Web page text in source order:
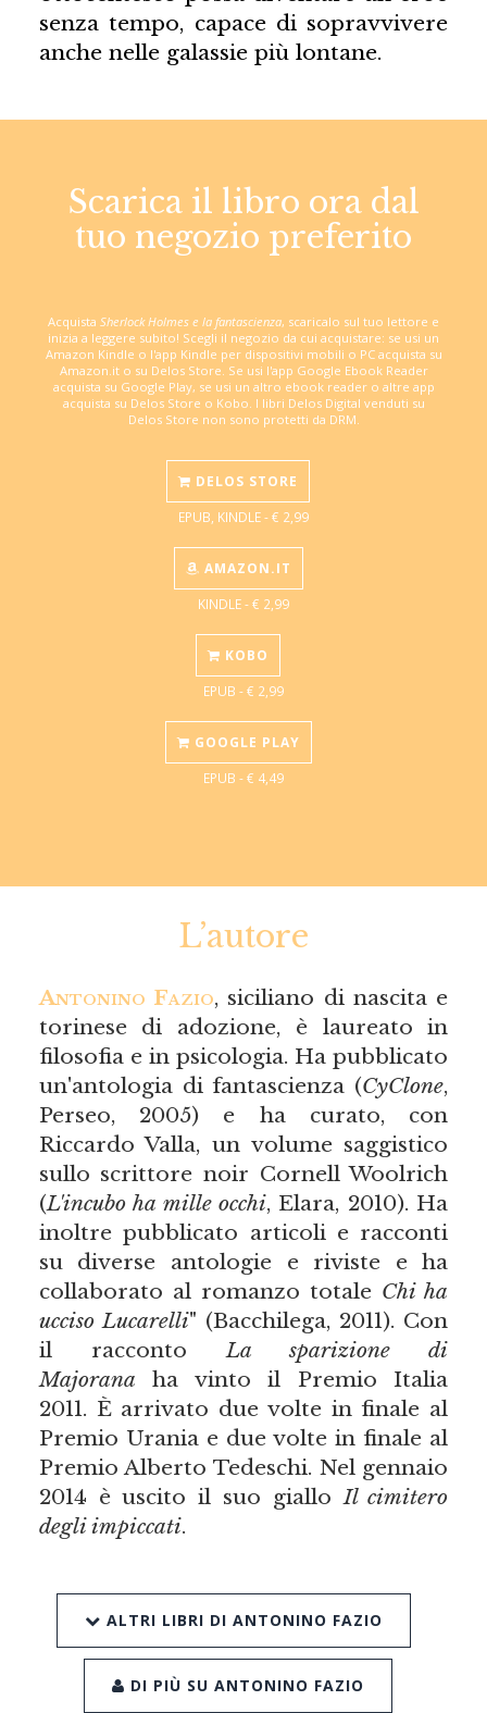
senza tempo, capace di sopravvivere
anche nelle galassie più lontane.
Scarica il libro ora dal
tuo negozio preferito
Acquista Sherlock Holmes e la fantascienza, scaricalo sul tuo lettore e
inizia a leggere subito! Scegli il negozio da cui acquistare: se usi un
Amazon Kindle o l'app Kindle per dispositivi mobili o PC acquista su
Amazon.it o su Delos Store. Se usi l'app Google Ebook Reader
acquista su Google Play, se usi un altro ebook reader o altre app
acquista su Delos Store o Kobo. I libri Delos Digital venduti su
Delos Store non sono protetti da DRM.
DELOS STORE
EPUB, KINDLE - € 2,99
AMAZON.IT
KINDLE - € 2,99
KOBO
EPUB - € 2,99
GOOGLE PLAY
EPUB - € 4,49
L’autore
Antonino Fazio, siciliano di nascita e
torinese di adozione, è laureato in
filosofia e in psicologia. Ha pubblicato
un'antologia di fantascienza (CyClone,
Perseo, 2005) e ha curato, con
Riccardo Valla, un volume saggistico
sullo scrittore noir Cornell Woolrich
(L'incubo ha mille occhi, Elara, 2010). Ha
inoltre pubblicato articoli e racconti
su diverse antologie e riviste e ha
collaborato al romanzo totale Chi ha
ucciso Lucarelli" (Bacchilega, 2011). Con
il racconto La sparizione di
Majorana ha vinto il Premio Italia
2011. È arrivato due volte in finale al
Premio Urania e due volte in finale al
Premio Alberto Tedeschi. Nel gennaio
2014 è uscito il suo giallo Il cimitero
degli impiccati.
ALTRI LIBRI DI ANTONINO FAZIO
DI PIÙ SU ANTONINO FAZIO